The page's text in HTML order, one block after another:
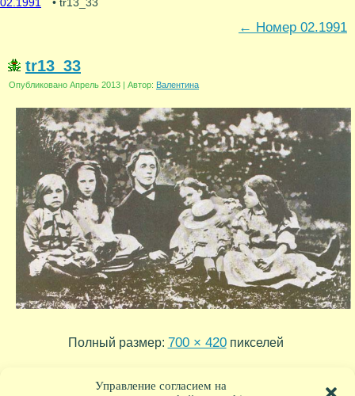
Управление согласием на
← Номер 02.1991
tr13_33
Опубликовано Апрель 2013 | Автор: Валентина
Полный размер: 700 × 420пикселей